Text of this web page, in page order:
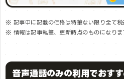
※ 記事中に記載の価格は特筆ない限り全て税
※ 情報は記事執筆、更新時点のものになりま
音声通話のみの利用でおす